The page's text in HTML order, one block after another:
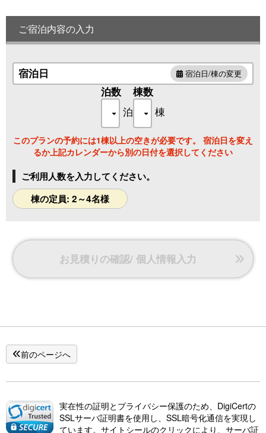
個のみ設置のため狭くなります）
ご宿泊内容の入力
宿泊日 宿泊日/棟の変更
泊数
泊
棟数
棟
このプランの予約には1棟以上の空きが必要です。 宿泊日を変え
るか上記カレンダーから別の日付を選択してください
ご利用人数を入力してください。
棟の定員: 2～4名様
お見積りの確認/ 個人情報入力
前のページへ
実在性の証明とプライバシー保護のため、DigiCertの
SSLサーバ証明書を使用し、SSL暗号化通信を実現し
ています。サイトシールのクリックにより、サーバ証